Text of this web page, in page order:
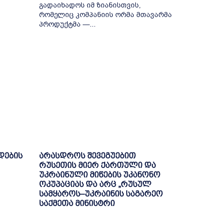
გადაიხადოს იმ ზიანისთვის,
რომელიც კომპანიის ორმა მთავარმა
პროდუქტმა —...
არასდროს შევეგუებით
რუსეთის მიერ ქართული და
უკრაინული მიწების უკანონო
ოკუპაციას და არც „რუსულ
სამყაროს–უკრაინის საგარეო
საქმეთა მინისტრი